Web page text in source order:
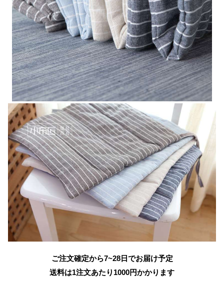
ご注文確定から7~28日でお届け予定
送料は1注文あたり 1000円かかります